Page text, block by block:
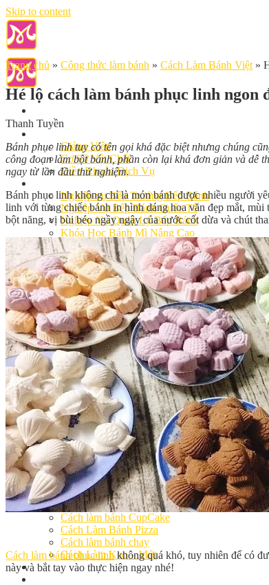
Skip to content
Giảng Viên
Cơ Sở Vật Chất
Điều Khoản Dịch Vụ
Nghiệp vụ Bếp Trưởng Bếp Bánh
Nghiệp Vụ Bếp Bánh Quốc Tế
Nghiệp Vụ Quản Lý Bếp Bánh
Khóa Học Bánh Mì Nâng Cao
Nghiệp Vụ Bánh Kem
Khóa Học Làm Bánh Việt
Khóa Học Làm Bánh Nhật
Khóa Học Bánh Đài Loan
Học Làm Bánh Ngắn Hạn
Khóa Học Bánh Kinh Doanh
Khóa Học Handmade Mini Cake
Master Class
Chuyên Đề
Khai Giảng
Lịch học – Lịch thi
Đăng Ký Học
Công Thức
Cách Làm Bánh Việt
Cách Làm Bánh Âu
Cách Làm Bánh Kem
Cách Làm Bánh Mì
Cách Làm Bánh Trung Thu
Cách Làm Bánh Flan
Cách Làm Bánh Bao
Cách Làm Bánh Bông Lan
Cách Làm Bánh Su Kem
Cách làm bánh CupCake
Cách Làm Bánh Pizza
Cách làm bánh chay
Cách Làm Kẹo – Mứt
Video
Trang chủ » Công thức làm bánh » Cách Làm Bánh Việt »
Hé lộ cách làm bánh phục linh ngon
Thanh Tuyền
Bánh phục linh tuy có tên gọi khá đặc biệt nhưng chúng
công đoạn làm bột bánh, phần còn lại khá đơn giản và dễ
ngay từ lần đầu thử nghiệm.
Bánh phục linh không chỉ là món bánh được nhiều người
linh với từng chiếc bánh in hình dáng hoa văn đẹp mắt,
bột năng, vị bùi béo ngầy ngậy của nước cốt dừa và chút
Cách làm bánh phục linhkhông quá khó, tuy nhiên để có
này và bắt tay vào thực hiện ngay nhé!